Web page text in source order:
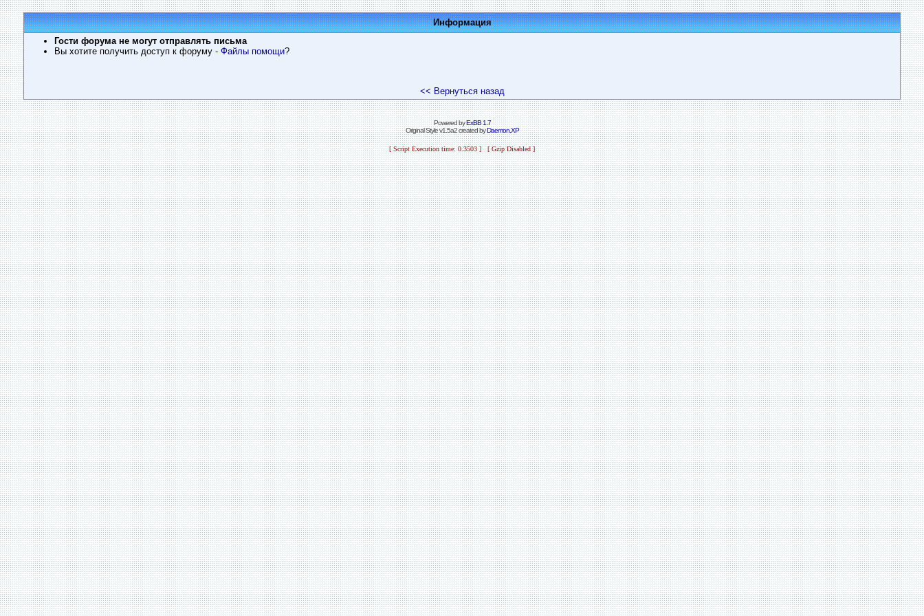
Информация
Гости форума не могут отправлять письма
Вы хотите получить доступ к форуму - Файлы помощи?
<< Вернуться назад
Powered byExBB 1.7
Original Style v1.5a2 created byDaemon.XP
[ Script Execution time: 0.3503 ] [ Gzip Disabled ]